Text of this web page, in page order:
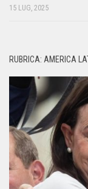
15 LUG, 2025
RUBRICA: AMERICA